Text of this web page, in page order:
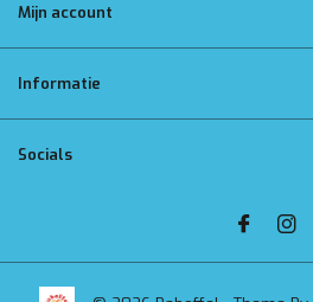
Mijn account
Informatie
Socials